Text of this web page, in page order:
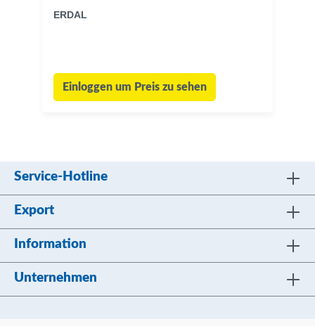
ERDAL
Einloggen um Preis zu sehen
Service-Hotline
Export
Information
Unternehmen